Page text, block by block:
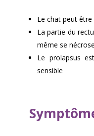
Le chat peut
La partie du
même se
Le prolapsus
sensible